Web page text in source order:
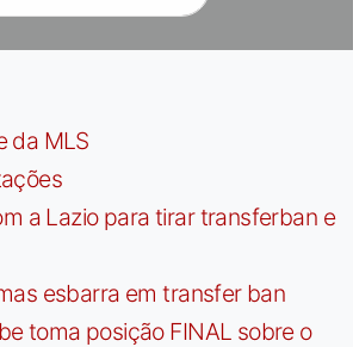
da MLS
a Lazio para tirar transferban e
esbarra em transfer ban
toma posição FINAL sobre o